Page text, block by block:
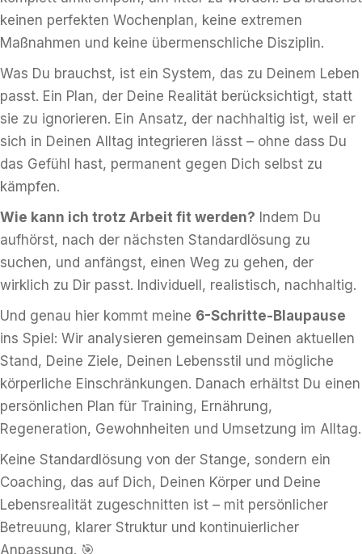
keinen perfekten Wochenplan, keine extremen
Maßnahmen und keine übermenschliche Disziplin.
Was Du brauchst, ist ein System, das zu Deinem Leben
passt. Ein Plan, der Deine Realität berücksichtigt, statt
sie zu ignorieren. Ein Ansatz, der nachhaltig ist, weil er
sich in Deinen Alltag integrieren lässt – ohne dass Du
das Gefühl hast, permanent gegen Dich selbst zu
kämpfen.
Wie kann ich trotz Arbeit fit werden? Indem Du
aufhörst, nach der nächsten Standardlösung zu
suchen, und anfängst, einen Weg zu gehen, der
wirklich zu Dir passt. Individuell, realistisch, nachhaltig.
Und genau hier kommt meine 6-Schritte-Blaupause
ins Spiel: Wir analysieren gemeinsam Deinen aktuellen
Stand, Deine Ziele, Deinen Lebensstil und mögliche
körperliche Einschränkungen. Danach erhältst Du einen
persönlichen Plan für Training, Ernährung,
Regeneration, Gewohnheiten und Umsetzung im Alltag.
Keine Standardlösung von der Stange, sondern ein
Coaching, das auf Dich, Deinen Körper und Deine
Lebensrealität zugeschnitten ist – mit persönlicher
Betreuung, klarer Struktur und kontinuierlicher
Anpassung. 🎯